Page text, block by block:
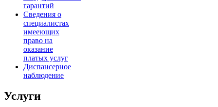
гарантий
Сведения о
специалистах
имееющих
право на
оказание
платых услуг
Диспансерное
наблюдение
Услуги